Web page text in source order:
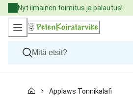
Skip
to
Content
Nyt ilmainen toimitus ja palautus!
Kissat
Applaws Tonnikalafilee